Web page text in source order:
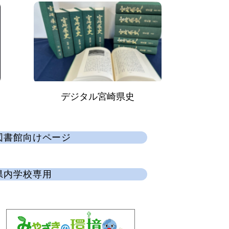
デジタル宮崎県史
書館向けページ
内学校専用